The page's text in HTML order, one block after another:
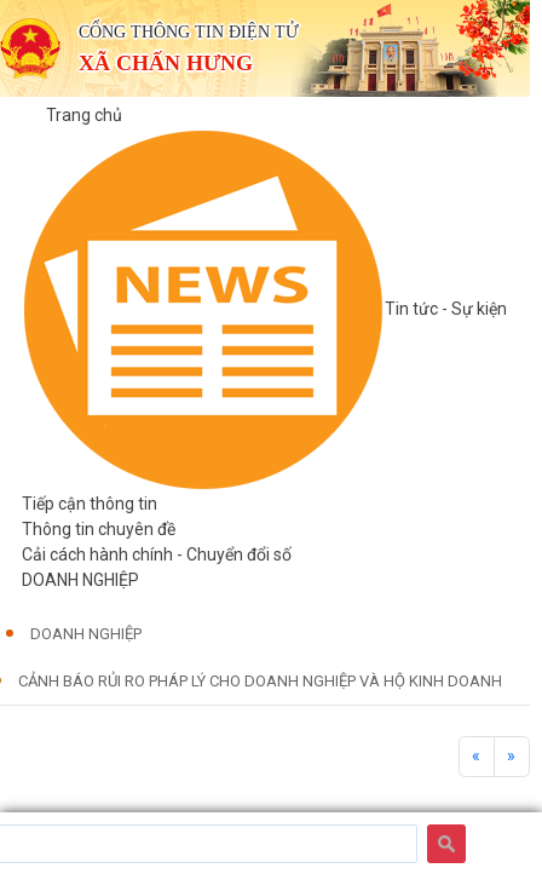
CỔNG THÔNG TIN ĐIỆN TỬ
XÃ CHẤN HƯNG
Trang chủ
Tin tức - Sự kiện
Tiếp cận thông tin
Thông tin chuyên đề
Cải cách hành chính - Chuyển đổi số
DOANH NGHIỆP
DOANH NGHIỆP
CẢNH BÁO RỦI RO PHÁP LÝ CHO DOANH NGHIỆP VÀ HỘ KINH DOANH
« »